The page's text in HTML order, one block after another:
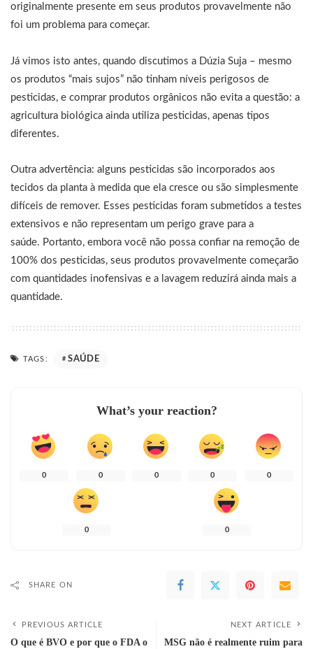
originalmente presente em seus produtos provavelmente não
foi um problema para começar.
Já vimos isto antes, quando discutimos a Dúzia Suja – mesmo
os produtos “mais sujos” não tinham níveis perigosos de
pesticidas, e comprar produtos orgânicos não evita a questão: a
agricultura biológica ainda utiliza pesticidas, apenas tipos
diferentes.
Outra advertência: alguns pesticidas são incorporados aos
tecidos da planta à medida que ela cresce ou são simplesmente
difíceis de remover. Esses pesticidas foram submetidos a testes
extensivos e não representam um perigo grave para a
saúde. Portanto, embora você não possa confiar na remoção de
100% dos pesticidas, seus produtos provavelmente começarão
com quantidades inofensivas e a lavagem reduzirá ainda mais a
quantidade.
TAGS: SAÚDE
What’s your reaction?
0 0 0 0 0
0 0
SHARE ON
PREVIOUS ARTICLE
O que é BVO e por que o FDA o
NEXT ARTICLE
MSG não é realmente ruim para